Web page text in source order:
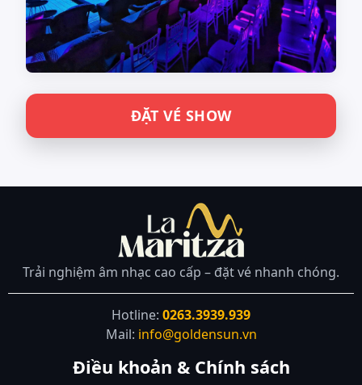
ĐẶT VÉ SHOW
Trải nghiệm âm nhạc cao cấp – đặt vé nhanh chóng.
Hotline: 0263.3939.939
Mail: info@goldensun.vn
Điều khoản & Chính sách